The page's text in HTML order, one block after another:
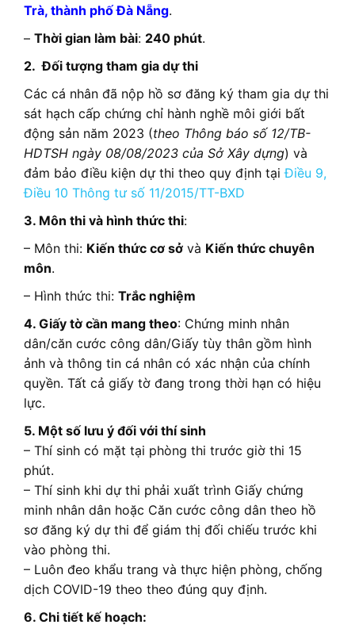
Trà, thành phố Đà Nẵng.
– Thời gian làm bài: 240 phút.
2. Đối tượng tham gia dự thi
Các cá nhân đã nộp hồ sơ đăng ký tham gia dự thi
sát hạch cấp chứng chỉ hành nghề môi giới bất
động sản năm 2023 (theo Thông báo số 12/TB-
HDTSH ngày 08/08/2023 của Sở Xây dựng) và
đảm bảo điều kiện dự thi theo quy định tạiĐiều 9,
Điều 10 Thông tư số 11/2015/TT-BXD
3. Môn thi và hình thức thi:
– Môn thi: Kiến thức cơ sở và Kiến thức chuyên
môn.
– Hình thức thi: Trắc nghiệm
4. Giấy tờ cần mang theo: Chứng minh nhân
dân/căn cước công dân/Giấy tùy thân gồm hình
ảnh và thông tin cá nhân có xác nhận của chính
quyền. Tất cả giấy tờ đang trong thời hạn có hiệu
lực.
5. Một số lưu ý đối với thí sinh
– Thí sinh có mặt tại phòng thi trước giờ thi 15
phút.
– Thí sinh khi dự thi phải xuất trình Giấy chứng
minh nhân dân hoặc Căn cước công dân theo hồ
sơ đăng ký dự thi để giám thị đối chiếu trước khi
vào phòng thi.
– Luôn đeo khẩu trang và thực hiện phòng, chống
dịch COVID-19 theo theo đúng quy định.
6. Chi tiết kế hoạch: